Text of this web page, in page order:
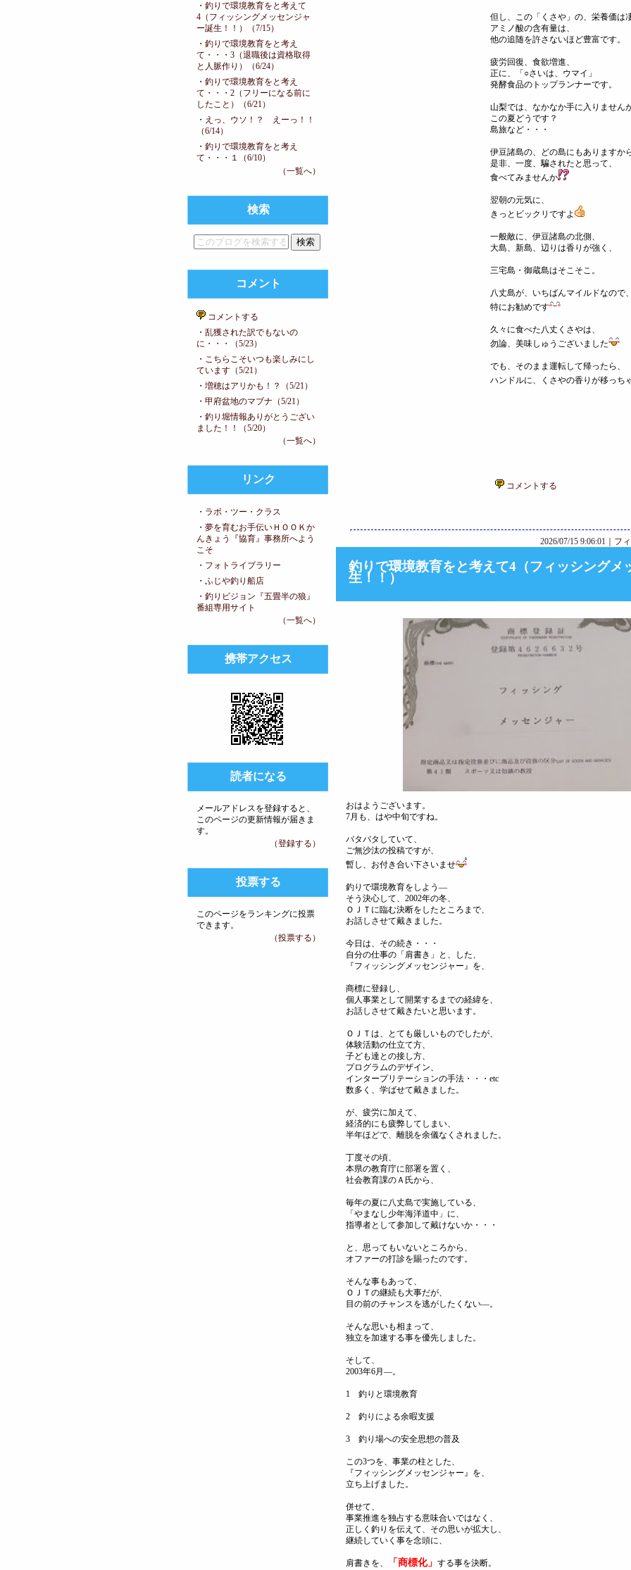
・釣りで環境教育をと考えて
4（フィッシングメッセンジャ
ー誕生！！）（7/15）
・釣りで環境教育をと考え
て・・・3（退職後は資格取得
と人脈作り）（6/24）
・釣りで環境教育をと考え
て・・・2（フリーになる前に
したこと）（6/21）
・ えっ、ウソ！？ えーっ！！
（6/14）
・釣りで環境教育をと考え
て・・・１（6/10）
（一覧へ）
検索
コメント
コメントする
・乱獲された訳でもないの
に・・・（5/23）
・ こちらこそいつも楽しみにし
ています（5/21）
・増穂はアリかも！？（5/21）
・甲府盆地のマブナ（5/21）
・釣り堀情報ありがとうござい
ました！！（5/20）
（一覧へ）
リンク
・ ラボ・ツー・クラス
・夢を育むお手伝いＨＯＯＫか
んきょう『協育』事務所へよう
こそ
・ フォトライブラリー
・ふじや釣り船店
・釣りビジョン『五畳半の狼』
番組専用サイト
（一覧へ）
携帯アクセス
読者になる
メールアドレスを登録すると、
このページの更新情報が届きま
す。
（登録する）
投票する
このページをランキングに投票
できます。
（投票する）
但し、この「くさや」の、栄養価は
アミノ酸の含有量は、
他の追随を許さないほど豊富です。
疲労回復、食欲増進、
正に、「○さいは、ウマイ」
発酵食品のトップランナーです。
山梨では、なかなか手に入りませんが
この夏どうです？
島旅など・・・
伊豆諸島の、どの島にもありますから
是非、一度、騙されたと思って、
食べてみませんか
翌朝の元気に、
きっとビックリですよ
一般敵に、伊豆諸島の北側、
大島、新島、辺りは香りが強く、
三宅島・御蔵島はそこそこ。
八丈島が、いちばんマイルドなので、
特にお勧めです
久々に食べた八丈くさやは、
勿論、美味しゅうございました
でも、そのまま運転して帰ったら、
ハンドルに、くさやの香りが移っち
コメントする
2026/07/15 9:06:01｜ フ
釣りで環境教育をと考えて4（フィッシングメ
生！！）
おはようございます。
7月も、はや中旬ですね。
バタバタしていて、
ご無沙汰の投稿ですが、
暫し、お付き合い下さいませ
釣りで環境教育をしよう―
そう決心して、2002年の冬、
ＯＪＴに臨む決断をしたところまで、
お話しさせて戴きました。
今日は、その続き・・・
自分の仕事の「肩書き」と、した、
『フィッシングメッセンジャー』を、
商標に登録し、
個人事業として開業するまでの経緯を、
お話しさせて戴きたいと思います。
ＯＪＴは、とても厳しいものでしたが、
体験活動の仕立て方、
子ども達との接し方、
プログラムのデザイン、
インタープリテーションの手法・・・etc
数多く、学ばせて戴きました。
が、疲労に加えて、
経済的にも疲弊してしまい、
半年ほどで、離脱を余儀なくされました。
丁度その頃、
本県の教育庁に部署を置く、
社会教育課のＡ氏から、
毎年の夏に八丈島で実施している、
「やまなし少年海洋道中」に、
指導者として参加して戴けないか・・・
と、思ってもいないところから、
オファーの打診を賜ったのです。
そんな事もあって、
ＯＪＴの継続も大事だが、
目の前のチャンスを逃がしたくない―。
そんな思いも相まって、
独立を加速する事を優先しました。
そして、
2003年6月―。
1 釣りと環境教育
2 釣りによる余暇支援
3 釣り場への安全思想の普及
この3つを、事業の柱とした、
『フィッシングメッセンジャー』を、
立ち上げました。
併せて、
事業推進を独占する意味合いではなく、
正しく釣りを伝えて、その思いが拡大し、
継続していく事を念頭に、
肩書きを、 「商標化」 する事を決断。